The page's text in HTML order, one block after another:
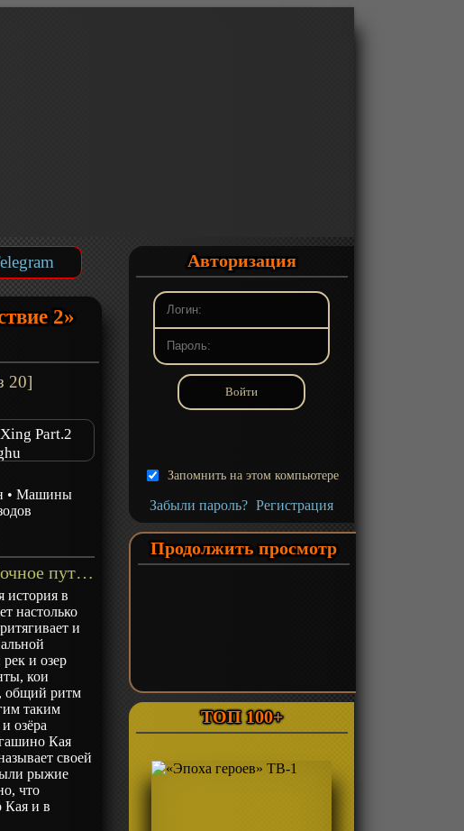
2»
20]
Part.2
•Машины
«Рисуя Горы и Озера: Ночное путешествие 2» ТВ-2 - описание
история в
настолько
и
и озер
кои
общий ритм
таким
озёра
Кая
своей
рыжие
что
Кая и в
Авторизация
Запомнить на этом компьютере
Забыли пароль? Регистрация
Продолжить просмотр
ТОП 100+